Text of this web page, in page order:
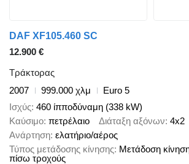
DAF XF105.460 SC
12.900 €
Τράκτορας
2007
999.000 χλμ
Euro 5
Ισχύς 460 ίπποδύναμη (338 kW)
Καύσιμο πετρέλαιο Διάταξη αξόνων 4x2
Ανάρτηση ελατήριο/αέρος
Τύπος μετάδοσης κίνησης Μετάδοση
πίσω τροχούς